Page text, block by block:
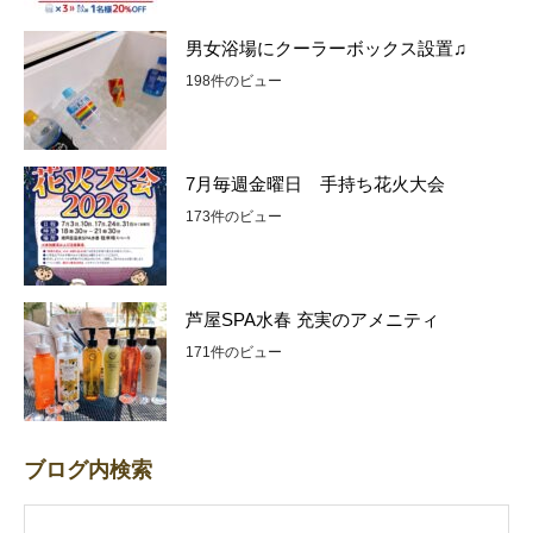
男女浴場にクーラーボックス設置♫
198件のビュー
7月毎週金曜日 手持ち花火大会
173件のビュー
芦屋SPA水春 充実のアメニティ
171件のビュー
ブログ内検索